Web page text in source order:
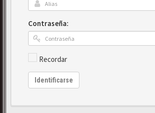
Contraseña:
Recordar
Identificarse